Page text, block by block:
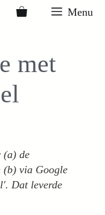
Menu
met
(a) de
(b) via Google
Dat leverde